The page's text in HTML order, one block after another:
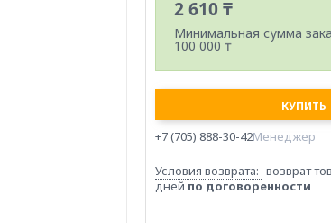
2 610 ₸
Минимальная сумма
100 000 ₸
КУПИТЬ
+7 (705) 888-30-42Менеджер
возврат
дней по договоренности